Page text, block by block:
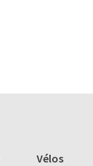
Vélos